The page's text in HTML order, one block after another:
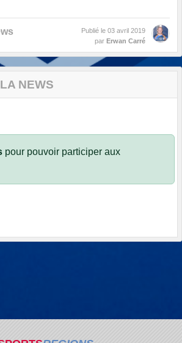
Publié le 03 avril 2019
par Erwan Carré
NEWS
pour pouvoir participer aux